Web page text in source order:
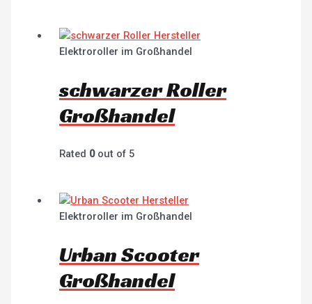
Elektroroller im Großhandel
schwarzer Roller
Großhandel
Rated 0out of 5
Elektroroller im Großhandel
Urban Scooter
Großhandel